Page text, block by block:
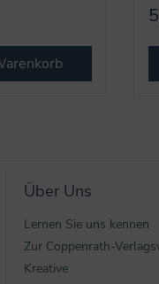
Über Uns
Lernen Sie uns kennen
Zur Coppenrath-
Kreative